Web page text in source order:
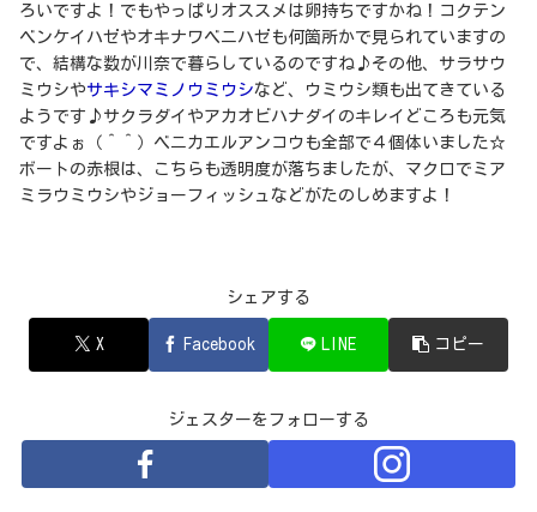
ろいですよ！でもやっぱりオススメは卵持ちですかね！コクテン
ベンケイハゼやオキナワベニハゼも何箇所かで見られていますの
で、結構な数が川奈で暮らしているのですね♪その他、サラサウ
ミウシやサキシマミノウミウシなど、ウミウシ類も出てきている
ようです♪サクラダイやアカオビハナダイのキレイどころも元気
ですよぉ（＾＾） ベニカエルアンコウ も全部で４個体いました☆
ボートの赤根は、こちらも透明度が落ちましたが、マクロでミア
ミラウミウシやジョーフィッシュなどがたのしめますよ！
シェアする
X Facebook LINE コピー
ジェスターをフォローする